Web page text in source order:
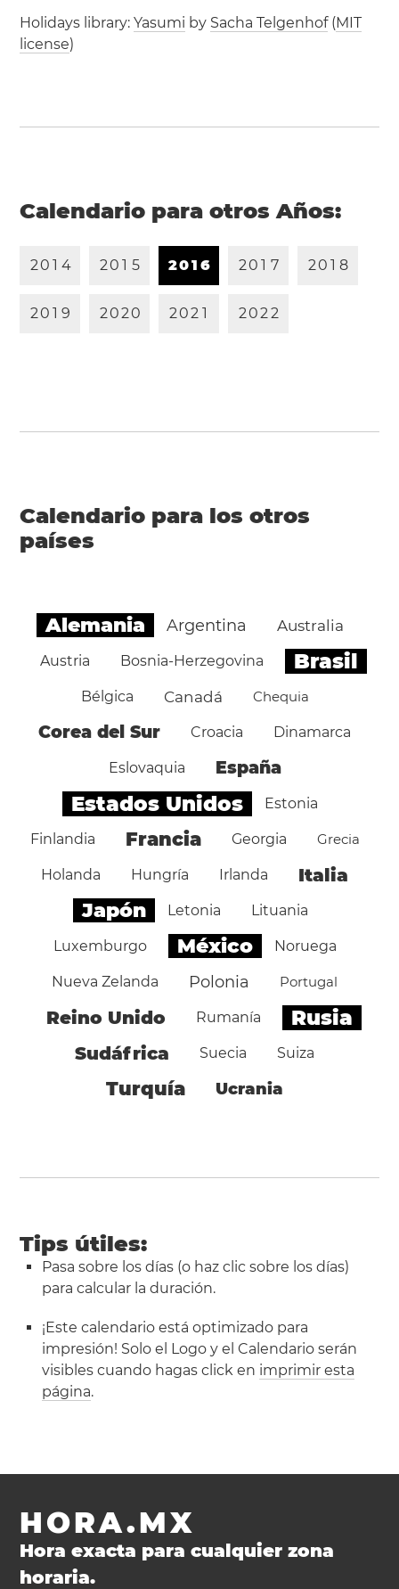
Holidays library:Yasumi by Sacha Telgenhof(MIT
license)
Calendario para otros Años:
20 1 4 20 1 5 201 6 20 1 7 20 1 8
20 1 9 2020 202 1 2022
Calendario para los otros
países
Alemania Argentina Australia
Austria Bosnia-Herzegovina Brasil
Bélgica Canadá Chequia
Corea del Sur Croacia Dinamarca
Eslovaquia España
Estados Unidos Estonia
Finlandia Francia Georgia Grecia
Holanda Hungría Irlanda Italia
Japón Letonia Lituania
Luxemburgo México Noruega
Nueva Zelanda Polonia Portugal
Reino Unido Rumanía Rusia
Sudáfrica Suecia Suiza
Turquía Ucrania
Tips útiles:
Pasa sobre los días (o haz clic sobre los días)
para calcular la duración.
¡Este calendario está optimizado para
impresión! Solo el Logo y el Calendario serán
visibles cuando hagas click en imprimir esta
página.
HORA.MX
Hora exacta para cualquier zona
horaria.